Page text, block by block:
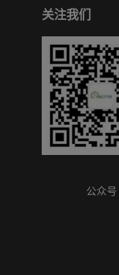
组团参观
智慧会刊
展商名录
展品名录
参观指南
关注我们
公